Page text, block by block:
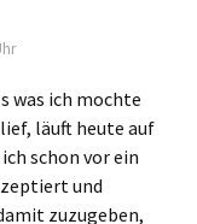
was ich mochte
läuft heute auf
schon vor ein
und
zuzugeben,